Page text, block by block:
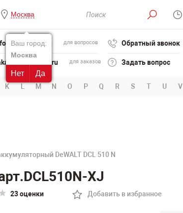
Москва
Ваш город:
Москва
Нет Да
для вопросов
для заказов
Обратный звонок
Задать вопрос
K L M N O P Q R S T U V
DeWALT DCL 510 N
XJ
23 оценки Добавить в избранное